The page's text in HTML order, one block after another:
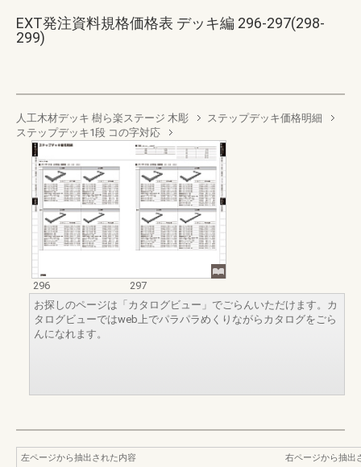
EXT発注資料規格価格表 デッキ編 296-297(298-
299)
人工木材デッキ 樹ら楽ステージ 木彫
ステップデッキ価格明細
ステップデッキ1段 コの字対応
296
297
お探しのページは「カタログビュー」でごらんいただけます。カ
タログビューではweb上でパラパラめくりながらカタログをごら
んになれます。
左ページから抽出された内容
右ページから抽出